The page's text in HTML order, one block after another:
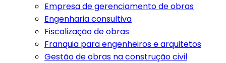
Empresa de gerenciamento de obras
Engenharia consultiva
Fiscalização de obras
Franquia para engenheiros e arquitetos
Gestão de obras na construção civil